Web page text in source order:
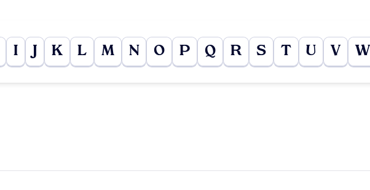
I J K L M N O P Q R S T U V W